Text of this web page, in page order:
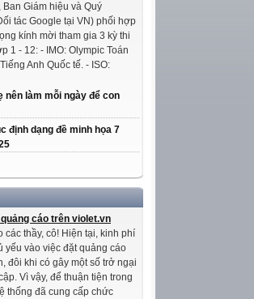
Giám hiệu và Quý
tác Google tại VN) phối hợp
kính mời tham gia 3 kỳ thi
1 - 12: - IMO: Olympic Toán
Anh Quốc tế. - ISO:
nên làm mỗi ngày để con
định dạng đề minh họa 7
cáo trên violet.vn
các thầy, cô! Hiện tại, kinh phí
yếu vào việc đặt quảng cáo
đôi khi có gây một số trở ngại
Vì vậy, để thuận tiện trong
thống đã cung cấp chức